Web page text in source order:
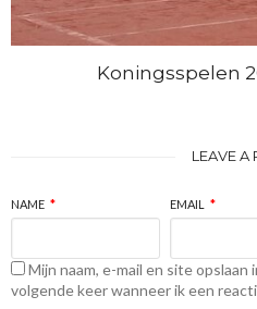
Koningsspelen
LEAVE A
NAME * EMAIL *
Mijn naam, e-mail en site
volgende keer wanneer ik een